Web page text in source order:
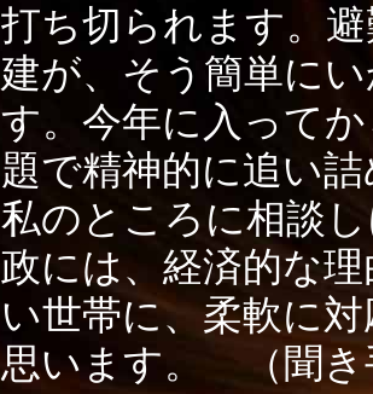
打ち切られます。
建が、そう簡単に
す。今年に入って
題で精神的に追い
私のところに相談
政には、経済的な
い世帯に、柔軟に
思います。 （聞き